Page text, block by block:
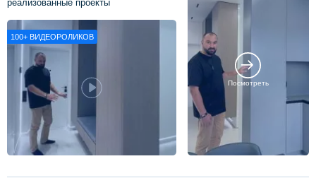
реализованные проекты
100+ ВИДЕОРОЛИКОВ
Посмотреть